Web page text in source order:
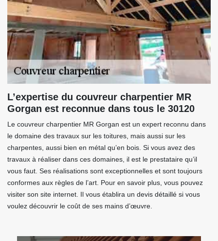
L’expertise du couvreur charpentier MR
Gorgan est reconnue dans tous le 30120
Le couvreur charpentier MR Gorgan est un expert reconnu dans
le domaine des travaux sur les toitures, mais aussi sur les
charpentes, aussi bien en métal qu’en bois. Si vous avez des
travaux à réaliser dans ces domaines, il est le prestataire qu’il
vous faut. Ses réalisations sont exceptionnelles et sont toujours
conformes aux règles de l’art. Pour en savoir plus, vous pouvez
visiter son site internet. Il vous établira un devis détaillé si vous
voulez découvrir le coût de ses mains d’œuvre.